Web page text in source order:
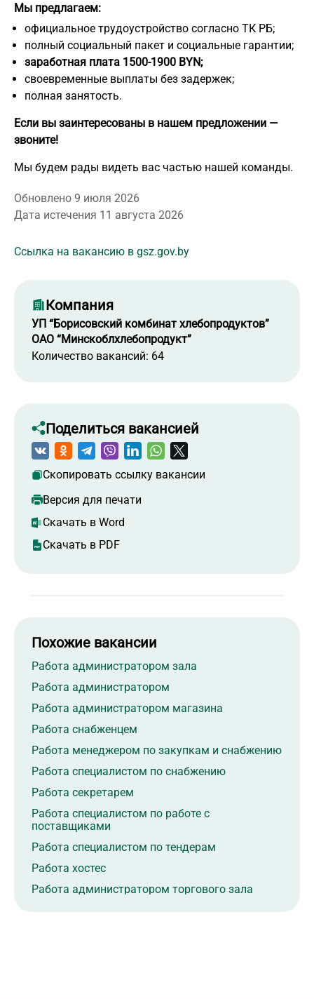
Мы предлагаем:
официальное трудоустройство согласно ТК РБ;
полный социальный пакет и социальные гарантии;
заработная плата 1500-1900 BYN;
своевременные выплаты без задержек;
полная занятость.
Если вы заинтересованы в нашем предложении —
звоните!
Мы будем рады видеть вас частью нашей команды.
Обновлено 9 июля 2026
Дата истечения 11 августа 2026
Ссылка на вакансию в gsz.gov.by
Компания
УП “Борисовский комбинат хлебопродуктов”
ОАО “Минскоблхлебопродукт”
Количество вакансий: 64
Поделиться вакансией
Скопировать ссылку вакансии
Версия для печати
Скачать в Word
Скачать в PDF
Похожие вакансии
Работа администратором зала
Работа администратором
Работа администратором магазина
Работа снабженцем
Работа менеджером по закупкам и снабжению
Работа специалистом по снабжению
Работа секретарем
Работа специалистом по работе с
поставщиками
Работа специалистом по тендерам
Работа хостес
Работа администратором торгового зала